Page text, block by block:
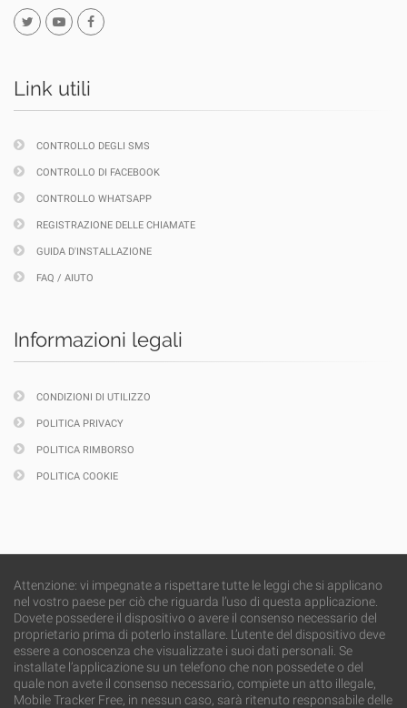
Link utili
CONTROLLO DEGLI SMS
CONTROLLO DI FACEBOOK
CONTROLLO WHATSAPP
REGISTRAZIONE DELLE CHIAMATE
GUIDA D'INSTALLAZIONE
FAQ / AIUTO
Informazioni legali
CONDIZIONI DI UTILIZZO
POLITICA PRIVACY
POLITICA RIMBORSO
POLITICA COOKIE
Attenzione: vi impegnate a rispettare tutte le leggi che si applicano
nel vostro paese per ciò che riguarda l’uso di questa applicazione.
Dovete possedere il dispositivo o avere il consenso necessario del
proprietario prima di poterlo installare. L’utente del dispositivo deve
essere a conoscenza che visualizzate i suoi dati personali. Se
installate l’applicazione su un telefono che non possedete o del
quale non avete il consenso necessario, compiete un atto illegale,
Mobile Tracker Free, in nessun caso, sarà ritenuto responsabile delle